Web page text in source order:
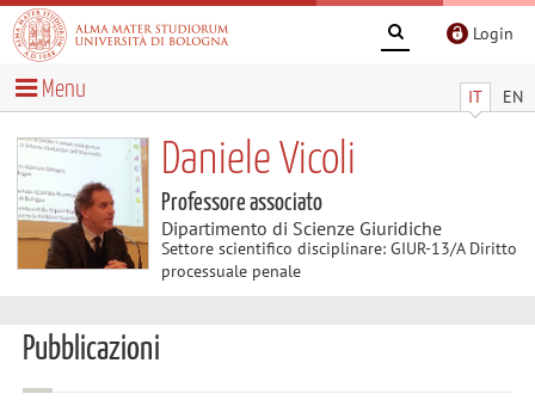
Login
IT EN
Menu
Daniele Vicoli
Professore associato
Dipartimento di Scienze Giuridiche
Settore scientifico disciplinare: GIUR-13/A Diritto
processuale penale
Pubblicazioni